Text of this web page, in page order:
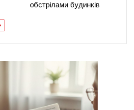
обстрілами будинків